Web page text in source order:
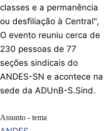
classes e a permanência
ou desfiliação à Central",
O evento reuniu cerca de
230 pessoas de 77
seções sindicais do
ANDES-SN e acontece na
sede da ADUnB-S.Sind.
Assunto - tema